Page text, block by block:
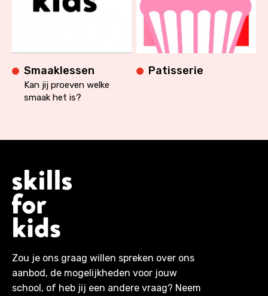
Smaaklessen
Kan jij proeven welke
smaak het is?
Patisserie
Zou je ons graag willen spreken over ons
aanbod, de mogelijkheden voor jouw
school, of heb jij een andere vraag? Neem